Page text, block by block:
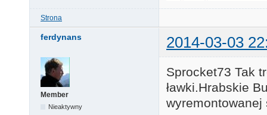
Strona
ferdynans 2014-03-03
Member
Nieaktywny
Sprocket73 Tak
ławki.Hrabskie
wyremontowanej